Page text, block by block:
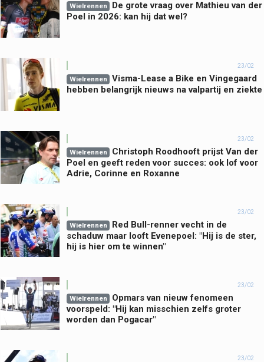
Wielrennen
De grote vraag over Mathieu van der
Poel in 2026: kan hij dat wel?
23/02
Wielrennen
Visma-Lease a Bike en Vingegaard
hebben belangrijk nieuws na valpartij en ziekte
23/02
Wielrennen
Christoph Roodhooft prijst Van der
Poel en geeft reden voor succes: ook lof voor
Adrie, Corinne en Roxanne
23/02
Wielrennen
Red Bull-renner vecht in de
schaduw maar looft Evenepoel: "Hij is de ster,
hij is hier om te winnen"
23/02
Wielrennen
Opmars van nieuw fenomeen
voorspeld: "Hij kan misschien zelfs groter
worden dan Pogacar"
23/02